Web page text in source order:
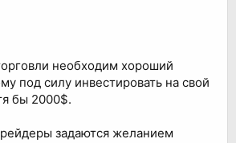
необходим хороший
под силу инвестировать на свой
бы 2000$.
задаются желанием